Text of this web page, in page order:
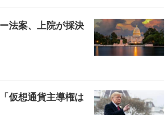
法案、上院が採決
仮想通貨主導権は